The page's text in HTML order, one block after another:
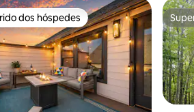
melhores preferidos dos hóspedes
dos hóspedes